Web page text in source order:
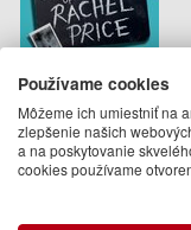
The Reappearance
Price
Holly Jackson
Používame cookies
Môžeme ich umiestniť na
zlepšenie našich
a na poskytovanie
cookies používame